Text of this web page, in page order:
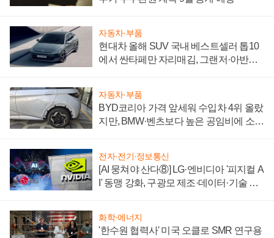
자동차·부품
현대차 올해 SUV 국내 베스트셀러 톱10
에서 싼타페만 자리매김, 그랜저·아반떼
자동차·부품
BYD코리아 가격 앞세워 수입차 4위 올랐
지만, BMW·벤츠보다 높은 공임비에 소비
전자·전기·정보통신
[AI 뭉쳐야 산다⑧] LG·엔비디아 '피지컬 A
I' 동맹 강화, 구광모 제조·데이터·기술 결
화학·에너지
'한수원 협력사' 미국 오클로 SMR 연구용